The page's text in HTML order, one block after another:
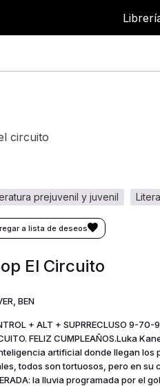
circuito
prejuvenil y juvenil
El Circuito
BEN
+ ALT + SUPRRECLUSO 9-70-
FELIZ CUMPLEAÑOS.Luka
artificial donde llegan los
todos son tortuosos, pero en su
la lluvia programada por el